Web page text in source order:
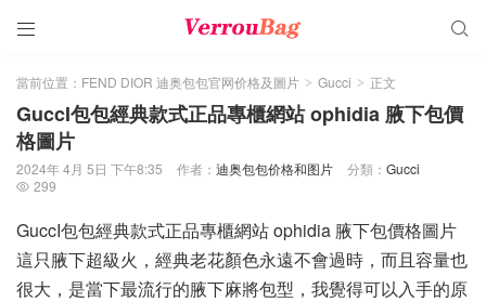
 
當前位置： FEND DIOR 迪奥包包官网价格及圖片 > Gucci > 正文
GuccI包包經典款式正品專櫃網站 ophidia 腋下包價
格圖片
2024年 4月 5日 下午8:35 作者： 迪奥包包价格和图片 分類： Gucci
 299
GuccI包包經典款式正品專櫃網站 ophidia 腋下包價格圖片
這只腋下超級火，經典老花顏色永遠不會過時，而且容量也
很大，是當下最流行的腋下麻將包型，我覺得可以入手的原